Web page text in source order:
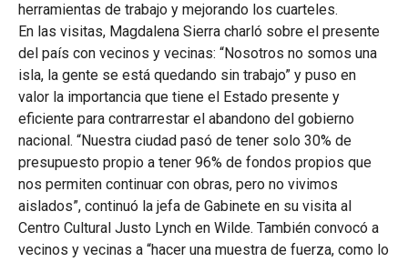
herramientas de trabajo y mejorando los cuarteles.
En las visitas, Magdalena Sierra charló sobre el presente
del país con vecinos y vecinas: “Nosotros no somos una
isla, la gente se está quedando sin trabajo” y puso en
valor la importancia que tiene el Estado presente y
eficiente para contrarrestar el abandono del gobierno
nacional. “Nuestra ciudad pasó de tener solo 30% de
presupuesto propio a tener 96% de fondos propios que
nos permiten continuar con obras, pero no vivimos
aislados”, continuó la jefa de Gabinete en su visita al
Centro Cultural Justo Lynch en Wilde. También convocó a
vecinos y vecinas a “hacer una muestra de fuerza, como lo